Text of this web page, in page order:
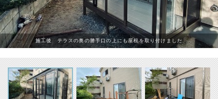
施工後 テラスの奥の勝手口の上にも屋根を取り付けました